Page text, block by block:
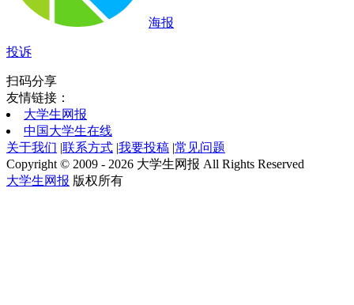
海报
投诉
扫码分享
友情链接：
大学生网报
中国大学生在线
关于我们 |联系方式 |我要投稿 |常见问题
Copyright © 2009 - 2026 大学生网报 All Rights Reserved
大学生网报 版权所有